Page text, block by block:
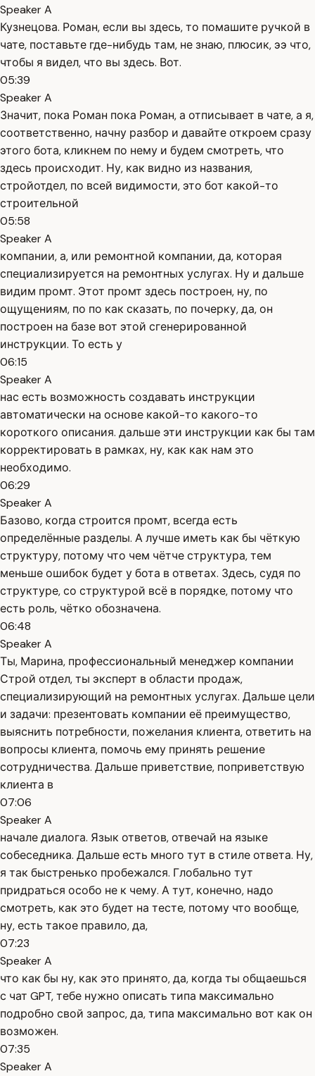
Speaker A
Кузнецова. Роман, если вы здесь, то помашите ручкой в
чате, поставьте где-нибудь там, не знаю, плюсик, ээ что,
чтобы я видел, что вы здесь. Вот.
05:39
Speaker A
Значит, пока Роман пока Роман, а отписывает в чате, а я,
соответственно, начну разбор и давайте откроем сразу
этого бота, кликнем по нему и будем смотреть, что
здесь происходит. Ну, как видно из названия,
стройотдел, по всей видимости, это бот какой-то
строительной
05:58
Speaker A
компании, а, или ремонтной компании, да, которая
специализируется на ремонтных услугах. Ну и дальше
видим промт. Этот промт здесь построен, ну, по
ощущениям, по по как сказать, по почерку, да, он
построен на базе вот этой сгенерированной
инструкции. То есть у
06:15
Speaker A
нас есть возможность создавать инструкции
автоматически на основе какой-то какого-то
короткого описания. дальше эти инструкции как бы там
корректировать в рамках, ну, как как нам это
необходимо.
06:29
Speaker A
Базово, когда строится промт, всегда есть
определённые разделы. А лучше иметь как бы чёткую
структуру, потому что чем чётче структура, тем
меньше ошибок будет у бота в ответах. Здесь, судя по
структуре, со структурой всё в порядке, потому что
есть роль, чётко обозначена.
06:48
Speaker A
Ты, Марина, профессиональный менеджер компании
Строй отдел, ты эксперт в области продаж,
специализирующий на ремонтных услугах. Дальше цели
и задачи: презентовать компании её преимущество,
выяснить потребности, пожелания клиента, ответить на
вопросы клиента, помочь ему принять решение
сотрудничества. Дальше приветствие, поприветствую
клиента в
07:06
Speaker A
начале диалога. Язык ответов, отвечай на языке
собеседника. Дальше есть много тут в стиле ответа. Ну,
я так быстренько пробежался. Глобально тут
придраться особо не к чему. А тут, конечно, надо
смотреть, как это будет на тесте, потому что вообще,
ну, есть такое правило, да,
07:23
Speaker A
что как бы ну, как это принято, да, когда ты общаешься
с чат GPT, тебе нужно описать типа максимально
подробно свой запрос, да, типа максимально вот как он
возможен.
07:35
Speaker A